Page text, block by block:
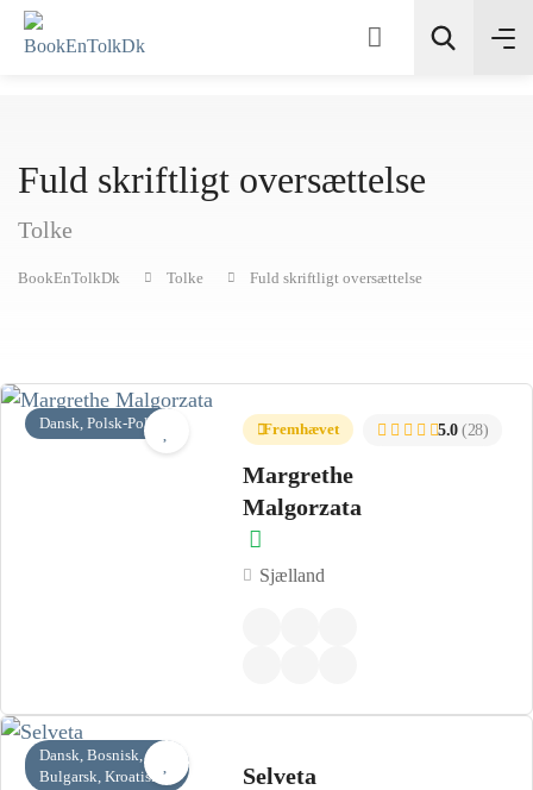
Søg
Fuld skriftligt oversættelse
Tolke
BookEnTolkDk Tolke Fuld skriftligt oversættelse
Dansk, Polsk-Polski Fremhævet
Margrethe
Malgorzata
Sjælland
5.0 (28)
Dansk, Bosnisk,
Bulgarsk, Kroatisk
Selveta